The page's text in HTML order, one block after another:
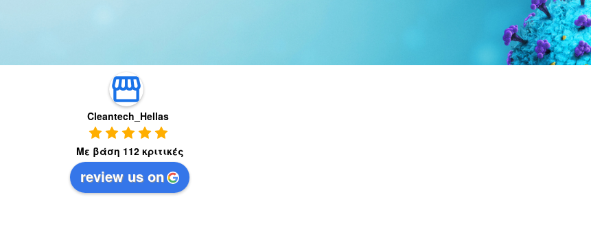
Cleantech_Hellas
Με βάση 112 κριτικές
review us on